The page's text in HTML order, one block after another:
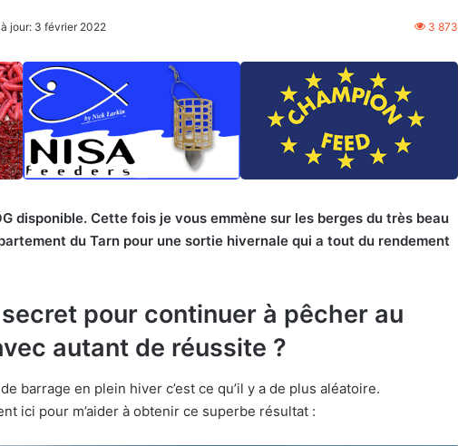
jour: 3 février 2022 3 873
disponible. Cette fois je vous emmène sur les berges du très beau
du Tarn pour une sortie hivernale qui a tout du rendement
pour continuer à pêcher au
autant de réussite ?
barrage en plein hiver c’est ce qu’il y a de plus aléatoire.
ici pour m’aider à obtenir ce superbe résultat :